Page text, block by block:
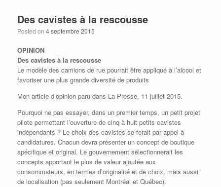
Des cavistes à la rescousse
Posted on 4 septembre 2015
OPINION
Des cavistes à la rescousse
Le modèle des camions de rue pourrait être appliqué à l’alcool et
favoriser une plus grande diversité de produits
Mon article d’opinion paru dans La Presse, 11 juillet 2015.
Pourquoi ne pas essayer, dans un premier temps, un petit projet
pilote permettant l’ouverture de cinq à huit petits cavistes
indépendants ? Le choix des cavistes se ferait par appel à
candidatures. Chacun devra présenter un concept de boutique
spécifique et original. Le gouvernement sélectionnerait les
concepts apportant le plus de valeur ajoutée aux
consommateurs, en termes d’originalité et de choix, mais aussi
de localisation (pas seulement Montréal et Québec).